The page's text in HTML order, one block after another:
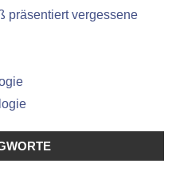
präsentiert vergessene